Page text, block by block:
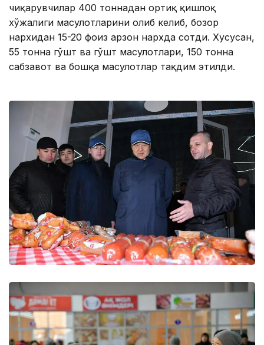
чиқарувчилар 400 тоннадан ортиқ қишлоқ
хўжалиги маҳсулотларини олиб келиб, бозор
нархидан 15-20 фоиз арзон нархда сотди. Хусусан,
55 тонна гўшт ва гўшт маҳсулотлари, 150 тонна
сабзавот ва бошқа маҳсулотлар тақдим этилди.